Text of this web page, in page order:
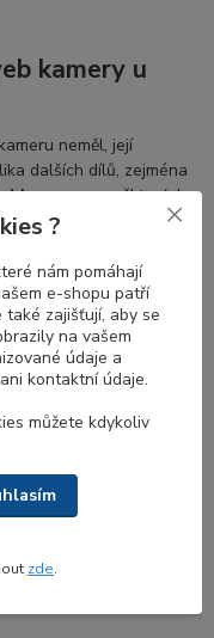
kamery u
neměl, její
dalších dílů, zejména
a v některých
kabelu
a může být užitečné
bez nutnosti
webkamera
10, může být nutné
vyberte
?
nám pomáhají
e-shopu patří
také zajišťují, aby se
na vašem
údaje a
kontaktní údaje.
můžete kdykoliv
zde.